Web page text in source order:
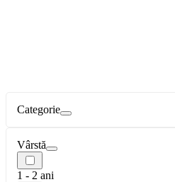
Categorie
Vârstă
1 - 2 ani